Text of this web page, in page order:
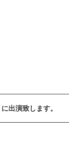
出演致します。